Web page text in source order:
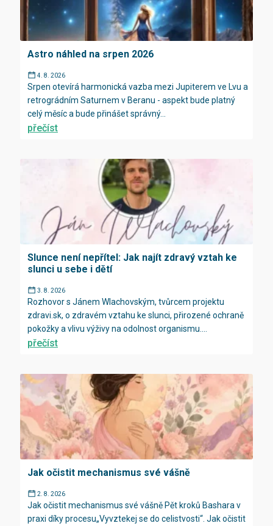
Astro náhled na srpen 2026
4. 8. 2026
Srpen otevírá harmonická vazba mezi Jupiterem ve Lvu a
retrográdním Saturnem v Beranu - aspekt bude platný
celý měsíc a bude přinášet správný...
přečíst
Slunce není nepřítel: Jak najít zdravý vztah ke
slunci u sebe i dětí
3. 8. 2026
Rozhovor s Jánem Wlachovským, tvůrcem projektu
zdravi.sk, o zdravém vztahu ke slunci, přirozené ochraně
pokožky a vlivu výživy na odolnost organismu....
přečíst
Jak očistit mechanismus své vášně
2. 8. 2026
Jak očistit mechanismus své vášně Pět kroků Bashara v
praxi díky procesu„Vyvztekej se do celistvosti“. Jak očistit